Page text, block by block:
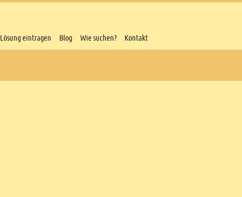
Lösung eintragen Blog Wie suchen? Kontakt